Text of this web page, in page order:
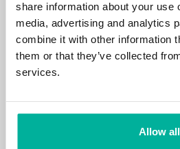
share information about your use
media, advertising and analytics
combine it with other information
them or that they’ve collected
services.
Allow all
99,99%
Vi skyddar din personliga data och
störningar i dina tjänster med de allra
verktyg marknaden har att
hackerattacker, botnet och phising.
skalbarhet och stabilitet med 99,9%